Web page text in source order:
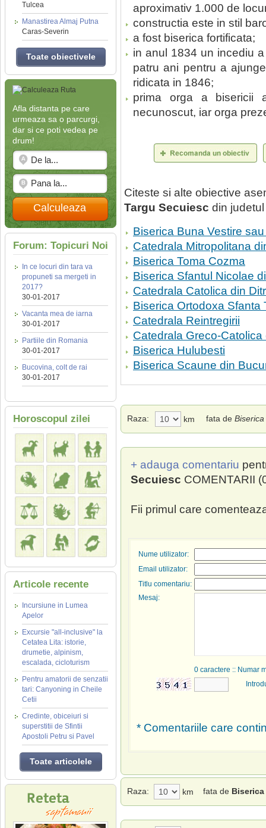
Tulcea
Manastirea Almaj Putna
Caras-Severin
Toate obiectivele
Afla distanta pe care
urmeaza sa o parcurgi,
dar si ce poti vedea pe
drum!
Calculeaza
Forum: Topicuri Noi
In ce locuri din tara va
propuneti sa mergeti in
2017?
30-01-2017
Vacanta mea de iarna
30-01-2017
Partiile din Romania
30-01-2017
Bucovina, colt de rai
30-01-2017
Horoscopul zilei
Articole recente
Incursiune in Lumea
Apelor
Excursie "all-inclusive" la
Cetatea Lita: istorie,
drumetie, alpinism,
escalada, cicloturism
Pentru amatorii de senzatii
tari: Canyoning in Cheile
Cetii
Credinte, obiceiuri si
superstitii de Sfintii
Apostoli Petru si Pavel
Toate articolele
aproximativ 1.000 de
constructia este in stil
a fost biserica fortificata;
in anul 1834 un incediu
patru ani pentru a
ridicata in 1846;
prima orga a bisericii
necunoscut, iar orga
Citeste si alte obiective
Targu Secuiesc din
Biserica Buna Vestire
Catedrala Mitropolitana
Biserica Toma Cozma
Biserica Sfantul Nicolae
Catedrala Catolica din
Biserica Ortodoxa Sfanta
Catedrala Reintregirii
Catedrala Greco-
Biserica Hulubesti
Biserica Scaune din
Raza: km fata de
+ adauga comentariu
Secuiesc COMENTARII
Fii primul care
Nume utilizator:
Email utilizator:
Titlu comentariu:
Mesaj:
0 caractere :: Numar
* Comentariile care
Raza: km fata de